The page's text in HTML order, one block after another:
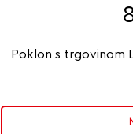
Poklon s trgovinom